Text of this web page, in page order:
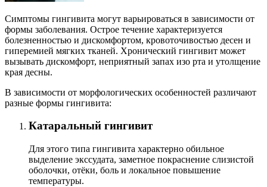
Симптомы гингивита могут варьироваться в зависимости от
формы заболевания. Острое течение характеризуется
болезненностью и дискомфортом, кровоточивостью десен и
гиперемией мягких тканей. Хронический гингивит может
вызывать дискомфорт, неприятный запах изо рта и утолщение
края десны.
В зависимости от морфологических особенностей различают
разные формы гингивита:
Катаральный гингивит
Для этого типа гингивита характерно обильное
выделение экссудата, заметное покраснение слизистой
оболочки, отёки, боль и локальное повышение
температуры.